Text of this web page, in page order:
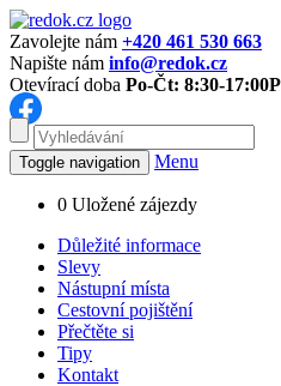
Zavolejte nám +420 461 530 663
Napište nám info@redok.cz
Otevírací doba Po-Čt: 8:30-17:00
Toggle navigation Menu
0 Uložené zájezdy
Důležité informace
Slevy
Nástupní místa
Cestovní pojištění
Přečtěte si
Tipy
Kontakt